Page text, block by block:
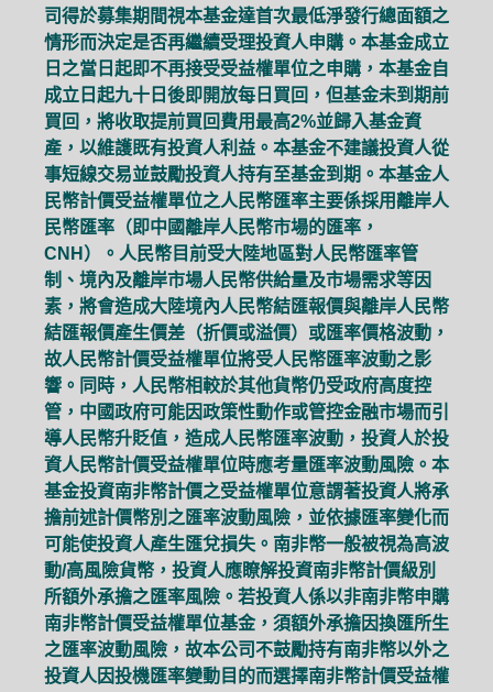
司得於募集期間視本基金達首次最低淨發行總面額之
情形而決定是否再繼續受理投資人申購。本基金成立
日之當日起即不再接受受益權單位之申購，本基金自
成立日起九十日後即開放每日買回，但基金未到期前
買回，將收取提前買回費用最高2%並歸入基金資
產，以維護既有投資人利益。本基金不建議投資人從
事短線交易並鼓勵投資人持有至基金到期。本基金人
民幣計價受益權單位之人民幣匯率主要係採用離岸人
民幣匯率（即中國離岸人民幣市場的匯率，
CNH）。人民幣目前受大陸地區對人民幣匯率管
制、境內及離岸市場人民幣供給量及市場需求等因
素，將會造成大陸境內人民幣結匯報價與離岸人民幣
結匯報價產生價差（折價或溢價）或匯率價格波動，
故人民幣計價受益權單位將受人民幣匯率波動之影
響。同時，人民幣相較於其他貨幣仍受政府高度控
管，中國政府可能因政策性動作或管控金融市場而引
導人民幣升貶值，造成人民幣匯率波動，投資人於投
資人民幣計價受益權單位時應考量匯率波動風險。本
基金投資南非幣計價之受益權單位意謂著投資人將承
擔前述計價幣別之匯率波動風險，並依據匯率變化而
可能使投資人產生匯兌損失。南非幣一般被視為高波
動/高風險貨幣，投資人應瞭解投資南非幣計價級別
所額外承擔之匯率風險。若投資人係以非南非幣申購
南非幣計價受益權單位基金，須額外承擔因換匯所生
之匯率波動風險，故本公司不鼓勵持有南非幣以外之
投資人因投機匯率變動目的而選擇南非幣計價受益權